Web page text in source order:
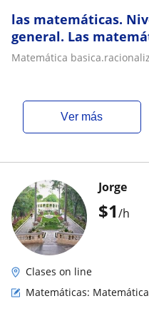
las matemáticas.
general. Las
te ayudo
Matemática
ver más
$1/h
Jorge
Clases on line
Matemáticas: